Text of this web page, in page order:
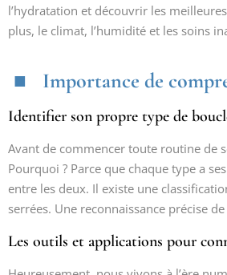
l’hydratation et découvrir les
plus, le climat, l’humidité et les soins
Importance de
Identifier son propre type de
Avant de commencer toute routine de
Pourquoi ? Parce que chaque type a
entre les deux. Il existe une
serrées. Une reconnaissance précise
Les outils et applications pour